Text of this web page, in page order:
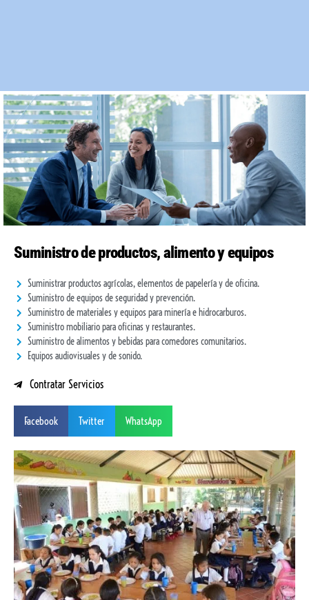
Suministro de productos, alimento y equipos
Suministrar productos agrícolas, elementos de papelería y de oficina.
Suministro de equipos de seguridad y prevención.
Suministro de materiales y equipos para minería e hidrocarburos.
Suministro mobiliario para oficinas y restaurantes.
Suministro de alimentos y bebidas para comedores comunitarios.
Equipos audiovisuales y de sonido.
Contratar Servicios
Facebook Twitter WhatsApp